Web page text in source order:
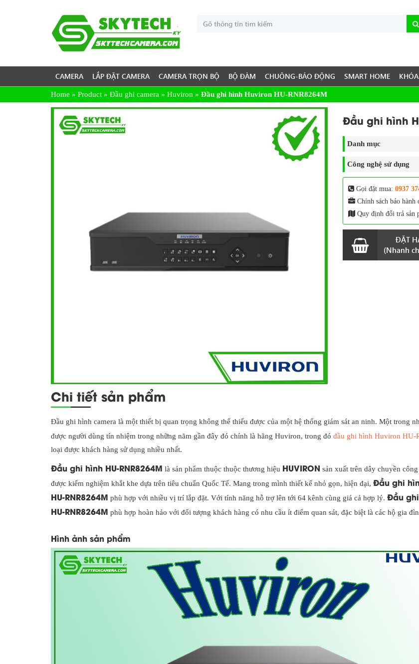
CAMERA LẮP ĐẶT CAMERA CAMERA TRỌN BỘ BỘ ĐÀM CHUÔNG-BÁO ĐỘNG SMART HOME
Home » Product » Đầu ghi camera » Huviron » Đầu ghi hình Huviron HU-RNR8264M
Đầu ghi hình
Danh mục
Công nghệ sử dụng
Gọi đặt mua: 0937
Chính sách bảo hành
Quy định đổi trả sản
ĐẶT
(Nhanh
Chi tiết sản phẩm
Đầu ghi hình camera là một thiết bị quan trọng không thể thiếu được của một hệ thống giám sát an ninh. Một trong
được người dùng tín nhiệm trong những năm gần đây đó chính là hãng Huviron, trong đó đầu ghi hình Huviron HU-
loại được khách hàng sử dụng nhiều nhất.
Đầu ghi hình HU-RNR8264M là sản phẩm thuộc thuộc thương hiệu HUVIRON sản xuất trên dây chuyền
được kiểm nghiệm khắt khe dựa trên tiêu chuẩn Quốc Tế. Mang trong mình thiết kế nhỏ gọn, hiện đại, Đầu ghi
HU-RNR8264M phù hợp với nhiều vị trí lắp đặt. Với tính năng hỗ trợ lên tới 64 kênh cùng giá cả hợp lý. Đầu
HU-RNR8264M phù hợp hoàn hảo với đối tượng khách hàng có nhu cầu ít điểm quan sát, đặc biệt là các hộ gia
Hình ảnh sản phẩm